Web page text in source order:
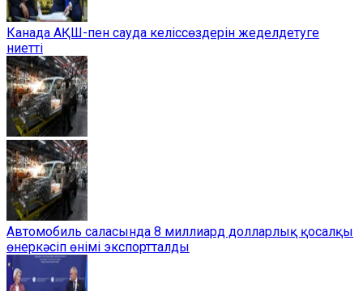
Канада АҚШ-пен сауда келіссөздерін жеделдетуге
ниетті
Автомобиль саласында 8 миллиард долларлық қосалқы
өнеркәсіп өнімі экспортталды